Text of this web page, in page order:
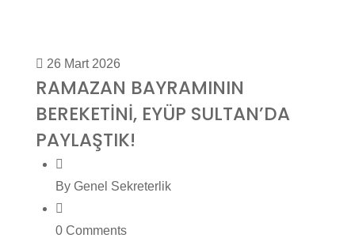
26 Mart 2026
RAMAZAN BAYRAMININ
BEREKETİNİ, EYÜP SULTAN’DA
PAYLAŞTIK!
By Genel Sekreterlik
0 Comments